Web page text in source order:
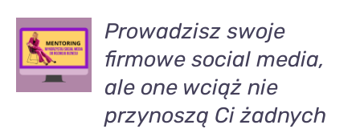
DODAJ
DO
KOSZYKA
/
SZCZEGÓŁY
Prowadzisz swoje
firmowe social media,
ale one wciąż nie
przynoszą Ci żadnych